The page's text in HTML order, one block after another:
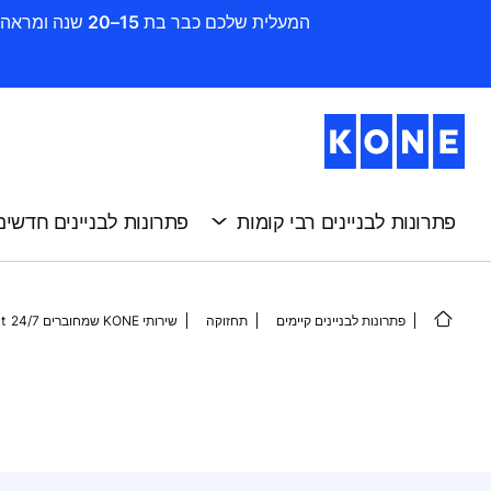
המעלית שלכם כבר בת 15–20 שנה ומראה סימני שחיקה ? זה הזמן להתקדם לשדרוג. חדשו את הבניין שלכם בקלות, במהירות וביעילות עם KONE
פתרונות לבניינים רבי קומות פתרונות לבניינים
פתרונות לבניינים קיימים תחזוקה שירותי KONE שמחוברים 24/7